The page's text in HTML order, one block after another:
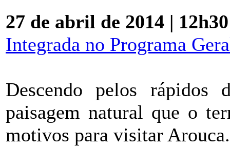
27 de abril de 2014 |
Integrada no Programa
Descendo pelos
paisagem natural que o
motivos para visitar Arouca.